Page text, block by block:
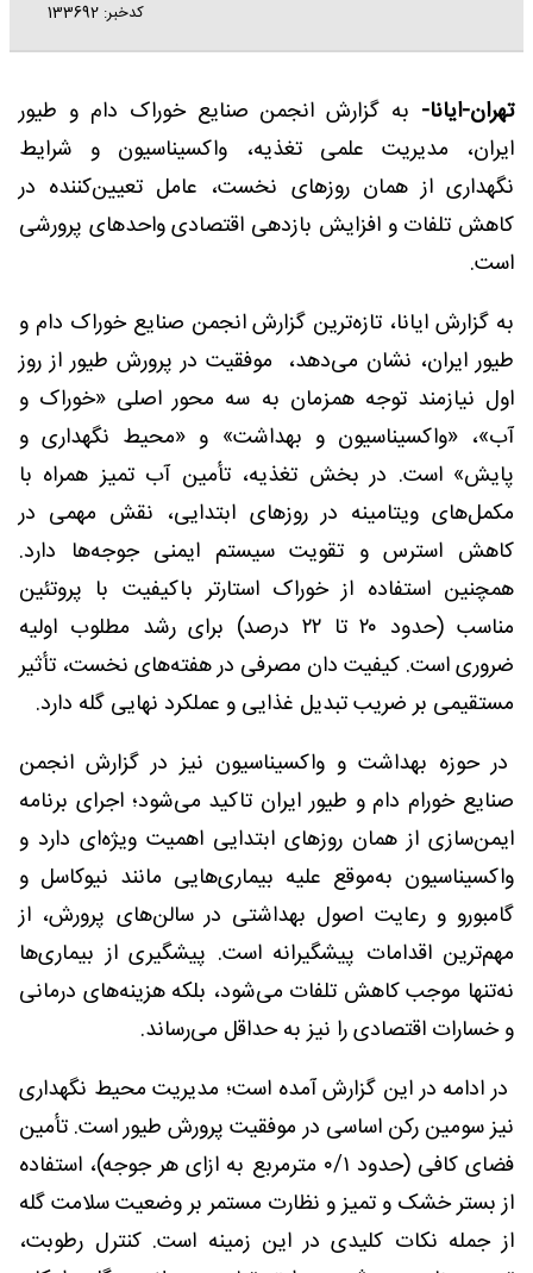
کدخبر: 133692
تهران-ایانا- به گزارش انجمن صنایع خوراک دام و طیور
ایران، مدیریت علمی تغذیه، واکسیناسیون و شرایط
نگهداری از همان روزهای نخست، عامل تعیین‌کننده در
کاهش تلفات و افزایش بازدهی اقتصادی واحدهای پرورشی
است.
به گزارش ایانا، تازه‌ترین گزارش انجمن صنایع خوراک دام و
طیور ایران، نشان می‌دهد، موفقیت در پرورش طیور از روز
اول نیازمند توجه همزمان به سه محور اصلی «خوراک و
آب»، «واکسیناسیون و بهداشت» و «محیط نگهداری و
پایش» است. در بخش تغذیه، تأمین آب تمیز همراه با
مکمل‌های ویتامینه در روزهای ابتدایی، نقش مهمی در
کاهش استرس و تقویت سیستم ایمنی جوجه‌ها دارد.
همچنین استفاده از خوراک استارتر باکیفیت با پروتئین
مناسب (حدود ۲۰ تا ۲۲ درصد) برای رشد مطلوب اولیه
ضروری است. کیفیت دان مصرفی در هفته‌های نخست، تأثیر
مستقیمی بر ضریب تبدیل غذایی و عملکرد نهایی گله دارد.
در حوزه بهداشت و واکسیناسیون نیز در گزارش انجمن
صنایع خورام دام و طیور ایران تاکید می‌شود؛ اجرای برنامه
ایمن‌سازی از همان روزهای ابتدایی اهمیت ویژه‌ای دارد و
واکسیناسیون به‌موقع علیه بیماری‌هایی مانند نیوکاسل و
گامبورو و رعایت اصول بهداشتی در سالن‌های پرورش، از
مهم‌ترین اقدامات پیشگیرانه است. پیشگیری از بیماری‌ها
نه‌تنها موجب کاهش تلفات می‌شود، بلکه هزینه‌های درمانی
و خسارات اقتصادی را نیز به حداقل می‌رساند.
در ادامه در این گزارش آمده است؛ مدیریت محیط نگهداری
نیز سومین رکن اساسی در موفقیت پرورش طیور است. تأمین
فضای کافی (حدود ۰/۱ مترمربع به ازای هر جوجه)، استفاده
از بستر خشک و تمیز و نظارت مستمر بر وضعیت سلامت گله
از جمله نکات کلیدی در این زمینه است. کنترل رطوبت،